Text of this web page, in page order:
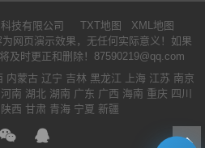
技有限公司 TXT地图
XML地图
网页演示效果，无任何实际意义！如果
及时更正和删除！87590219@qq.com
内蒙古 辽宁 吉林 黑龙江 上海 江苏 南京
河南 湖北 湖南 广东 广西 海南 重庆 四川
陕西 甘肃 青海 宁夏 新疆